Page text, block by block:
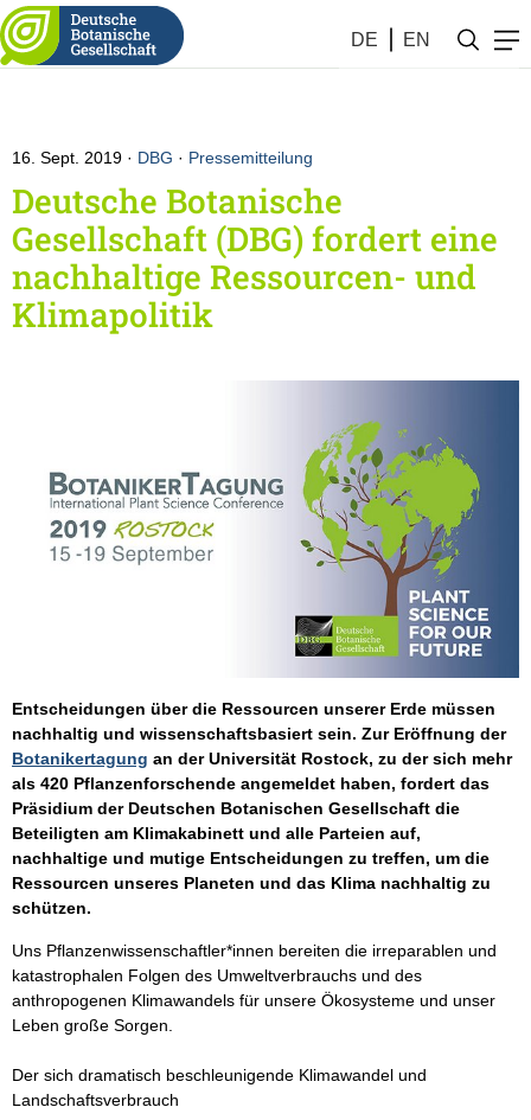
DE EN
16. Sept. 2019 DBG · Pressemitteilung
Deutsche Botanische
Gesellschaft (DBG) fordert eine
nachhaltige Ressourcen- und
Klimapolitik
Entscheidungen über die Ressourcen unserer Erde müssen
nachhaltig und wissenschaftsbasiert sein. Zur Eröffnung der
Botanikertagung an der Universität Rostock, zu der sich mehr
als 420 Pflanzenforschende angemeldet haben, fordert das
Präsidium der Deutschen Botanischen Gesellschaft die
Beteiligten am Klimakabinett und alle Parteien auf,
nachhaltige und mutige Entscheidungen zu treffen, um die
Ressourcen unseres Planeten und das Klima nachhaltig zu
schützen.
Uns Pflanzenwissenschaftler*innen bereiten die irreparablen und
katastrophalen Folgen des Umweltverbrauchs und des
anthropogenen Klimawandels für unsere Ökosysteme und unser
Leben große Sorgen.
Der sich dramatisch beschleunigende Klimawandel und
Landschaftsverbrauch